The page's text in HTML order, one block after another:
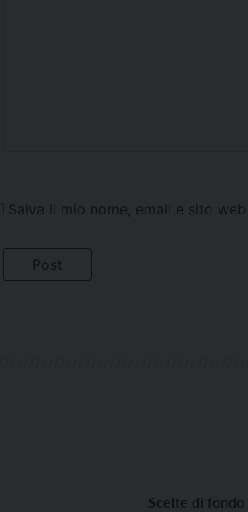
Salva il mio nome, email e sito
Scelte di fondo